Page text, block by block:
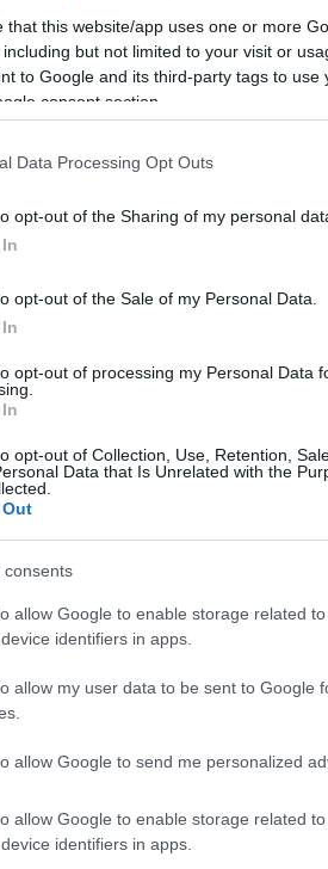
that this website/app uses one or more
but not limited to your visit or
to Google and its third-party tags to
consent section.
Data Processing Opt Outs
opt-out of the Sharing of my personal
opt-out of the Sale of my Personal Data.
opt-out of processing my Personal Data
opt-out of Collection, Use, Retention,
Data that Is Unrelated with the
consents
allow Google to enable storage related
identifiers in apps.
allow my user data to be sent to Google
allow Google to send me personalized
allow Google to enable storage related
identifiers in apps.
Pinterest
a Hudson farmermárka
felkapják a fejüket a cég
szuggesztiv a